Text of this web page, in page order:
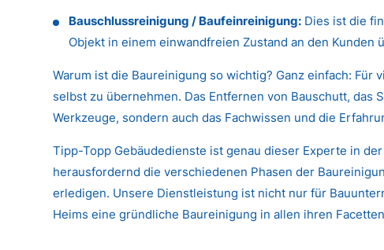
Bauschlussreinigung / Baufeinreinigung: Dies ist die
Objekt in einem einwandfreien Zustand an den
Warum ist die Baureinigung so wichtig? Ganz einfach:
selbst zu übernehmen. Das Entfernen von Bauschutt,
Werkzeuge, sondern auch das Fachwissen und die
Tipp-Topp Gebäudedienste ist genau dieser Experte in
herausfordernd die verschiedenen Phasen der
erledigen. Unsere Dienstleistung ist nicht nur für
Heims eine gründliche Baureinigung in allen ihren